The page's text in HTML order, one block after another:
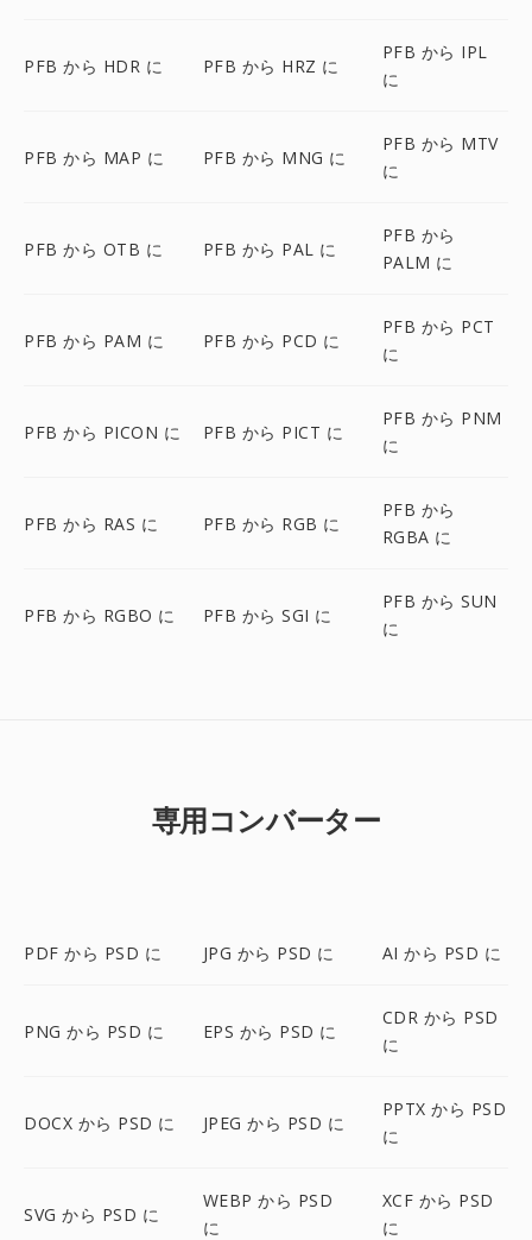
PFB から HDR に PFB から HRZ に
PFB から IPL
に
PFB から MAP に PFB から MNG に
PFB から MTV
に
PFB から OTB に PFB から PAL に
PFB から
PALM に
PFB から PAM に PFB から PCD に
PFB から PCT
に
PFB から PICON に PFB から PICT に
PFB から PNM
に
PFB から RAS に PFB から RGB に
PFB から
RGBA に
PFB から RGBO に PFB から SGI に
PFB から SUN
に
専用コンバーター
PDF から PSD に JPG から PSD に AI から PSD に
PNG から PSD に EPS から PSD に
CDR から PSD
に
DOCX から PSD に JPEG から PSD に
PPTX から PSD
に
SVG から PSD に
WEBP から PSD
に
XCF から PSD
に